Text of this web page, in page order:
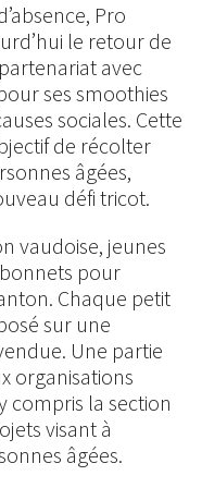
Pro
le retour de
avec
ses smoothies
sociales. Cette
de récolter
âgées,
défi tricot.
vaudoise, jeunes
pour
Chaque petit
sur une
Une partie
organisations
compris la section
visant à
âgées.